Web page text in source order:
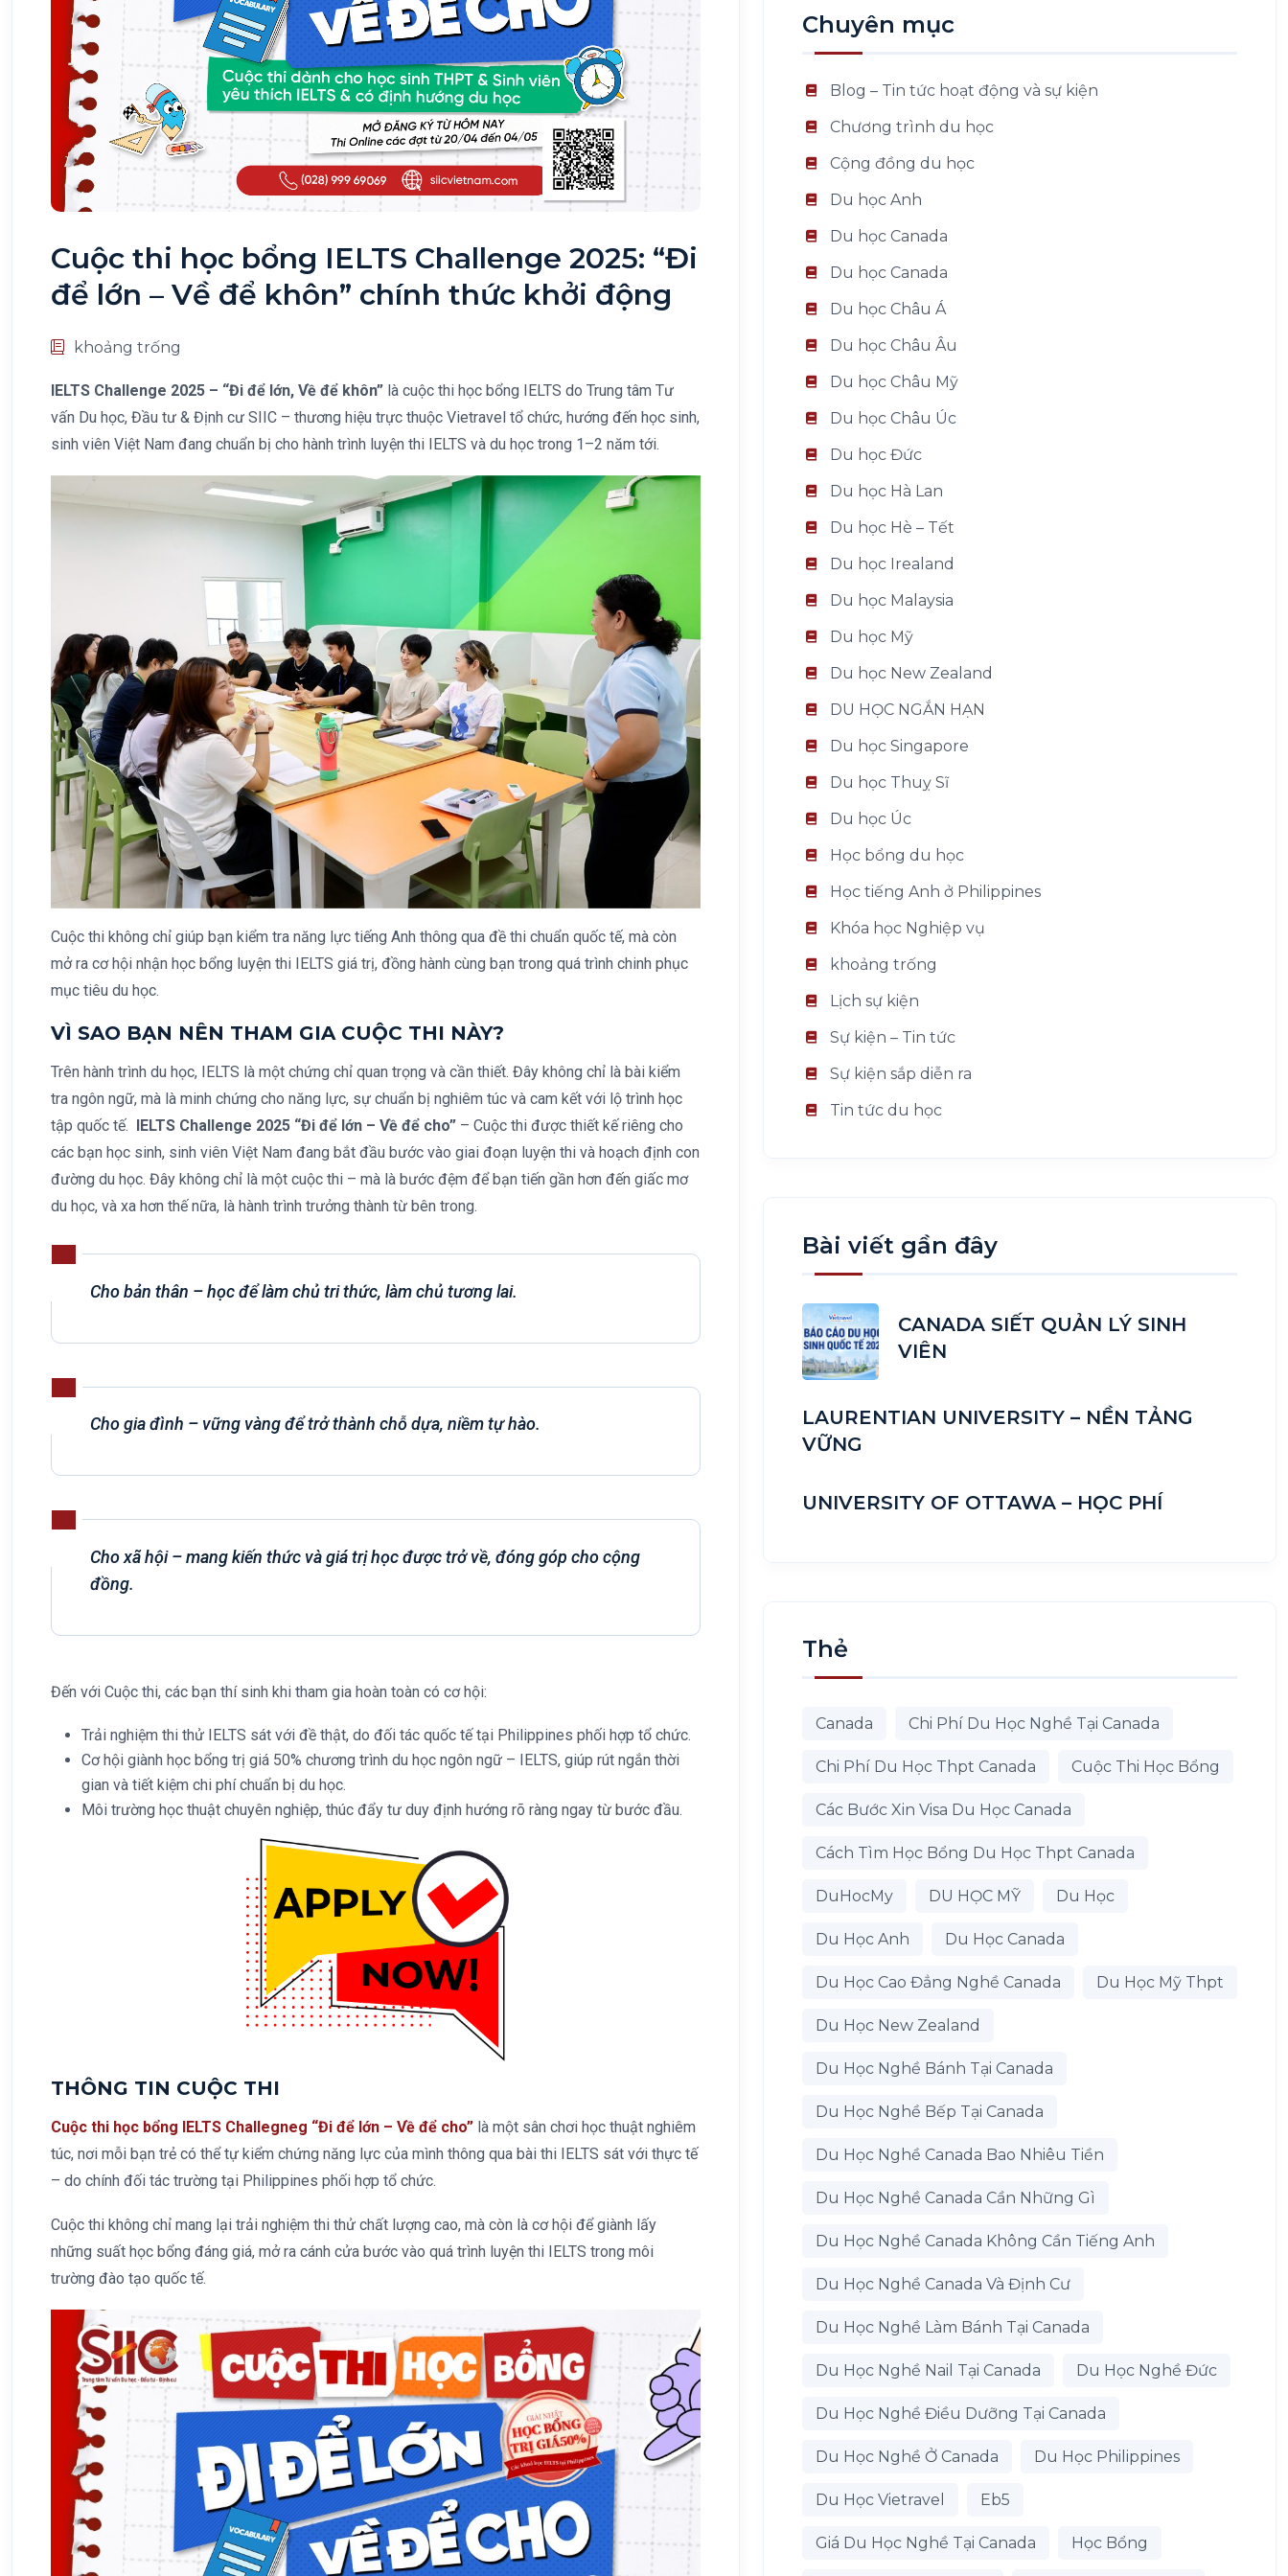
Cuộc thi học bổng IELTS Challenge 2025: “Đi
để lớn – Về để khôn” chính thức khởi động
khoảng trống
IELTS Challenge 2025 – “Đi để lớn, Về để khôn” là cuộc thi học bổng IELTS do Trung tâm Tư
vấn Du học, Đầu tư & Định cư SIIC – thương hiệu trực thuộc Vietravel tổ chức, hướng đến học sinh,
sinh viên Việt Nam đang chuẩn bị cho hành trình luyện thi IELTS và du học trong 1–2 năm tới.
Cuộc thi không chỉ giúp bạn kiểm tra năng lực tiếng Anh thông qua đề thi chuẩn quốc tế, mà còn
mở ra cơ hội nhận học bổng luyện thi IELTS giá trị, đồng hành cùng bạn trong quá trình chinh phục
mục tiêu du học.
VÌ SAO BẠN NÊN THAM GIA CUỘC THI NÀY?
Trên hành trình du học, IELTS là một chứng chỉ quan trọng và cần thiết. Đây không chỉ là bài kiểm
tra ngôn ngữ, mà là minh chứng cho năng lực, sự chuẩn bị nghiêm túc và cam kết với lộ trình học
tập quốc tế. IELTS Challenge 2025 “Đi để lớn – Về để cho” – Cuộc thi được thiết kế riêng cho
các bạn học sinh, sinh viên Việt Nam đang bắt đầu bước vào giai đoạn luyện thi và hoạch định con
đường du học. Đây không chỉ là một cuộc thi – mà là bước đệm để bạn tiến gần hơn đến giấc mơ
du học, và xa hơn thế nữa, là hành trình trưởng thành từ bên trong.
Cho bản thân – học để làm chủ tri thức, làm chủ tương lai.
Cho gia đình – vững vàng để trở thành chỗ dựa, niềm tự hào.
Cho xã hội – mang kiến thức và giá trị học được trở về, đóng góp cho cộng
đồng.
Đến với Cuộc thi, các bạn thí sinh khi tham gia hoàn toàn có cơ hội:
Trải nghiệm thi thử IELTS sát với đề thật, do đối tác quốc tế tại Philippines phối hợp tổ chức.
Cơ hội giành học bổng trị giá 50% chương trình du học ngôn ngữ – IELTS, giúp rút ngắn thời
gian và tiết kiệm chi phí chuẩn bị du học.
Môi trường học thuật chuyên nghiệp, thúc đẩy tư duy định hướng rõ ràng ngay từ bước đầu.
THÔNG TIN CUỘC THI
Cuộc thi học bổng IELTS Challegneg “Đi để lớn – Về để cho” là một sân chơi học thuật nghiêm
túc, nơi mỗi bạn trẻ có thể tự kiểm chứng năng lực của mình thông qua bài thi IELTS sát với thực tế
– do chính đối tác trường tại Philippines phối hợp tổ chức.
Cuộc thi không chỉ mang lại trải nghiệm thi thử chất lượng cao, mà còn là cơ hội để giành lấy
những suất học bổng đáng giá, mở ra cánh cửa bước vào quá trình luyện thi IELTS trong môi
trường đào tạo quốc tế.
Chuyên mục
Blog – Tin tức hoạt động và sự kiện
Chương trình du học
Cộng đồng du học
Du học Anh
Du học Canada
Du học Canada
Du học Châu Á
Du học Châu Âu
Du học Châu Mỹ
Du học Châu Úc
Du học Đức
Du học Hà Lan
Du học Hè – Tết
Du học Irealand
Du học Malaysia
Du học Mỹ
Du học New Zealand
DU HỌC NGẮN HẠN
Du học Singapore
Du học Thuỵ Sĩ
Du học Úc
Học bổng du học
Học tiếng Anh ở Philippines
Khóa học Nghiệp vụ
khoảng trống
Lịch sự kiện
Sự kiện – Tin tức
Sự kiện sắp diễn ra
Tin tức du học
Bài viết gần đây
CANADA SIẾT QUẢN LÝ SINH
VIÊN
LAURENTIAN UNIVERSITY – NỀN TẢNG
VỮNG
UNIVERSITY OF OTTAWA – HỌC PHÍ
Thẻ
Canada Chi Phí Du Học Nghề Tại Canada
Chi Phí Du Học Thpt Canada Cuộc Thi Học Bổng
Các Bước Xin Visa Du Học Canada
Cách Tìm Học Bổng Du Học Thpt Canada
DuHocMy DU HỌC MỸ Du Học
Du Học Anh Du Học Canada
Du Học Cao Đẳng Nghề Canada Du Học Mỹ Thpt
Du Học New Zealand
Du Học Nghề Bánh Tại Canada
Du Học Nghề Bếp Tại Canada
Du Học Nghề Canada Bao Nhiêu Tiền
Du Học Nghề Canada Cần Những Gì
Du Học Nghề Canada Không Cần Tiếng Anh
Du Học Nghề Canada Và Định Cư
Du Học Nghề Làm Bánh Tại Canada
Du Học Nghề Nail Tại Canada Du Học Nghề Đức
Du Học Nghề Điều Dưỡng Tại Canada
Du Học Nghề Ở Canada Du Học Philippines
Du Học Vietravel Eb5
Giá Du Học Nghề Tại Canada Học Bổng